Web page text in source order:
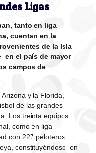
Ligas
tanto en liga
cuentan en la
de la Isla
en el país de mayor
campos de
y la Florida,
de las grandes
Los treinta equipos
como en liga
con 227 peloteros
constituyéndose en